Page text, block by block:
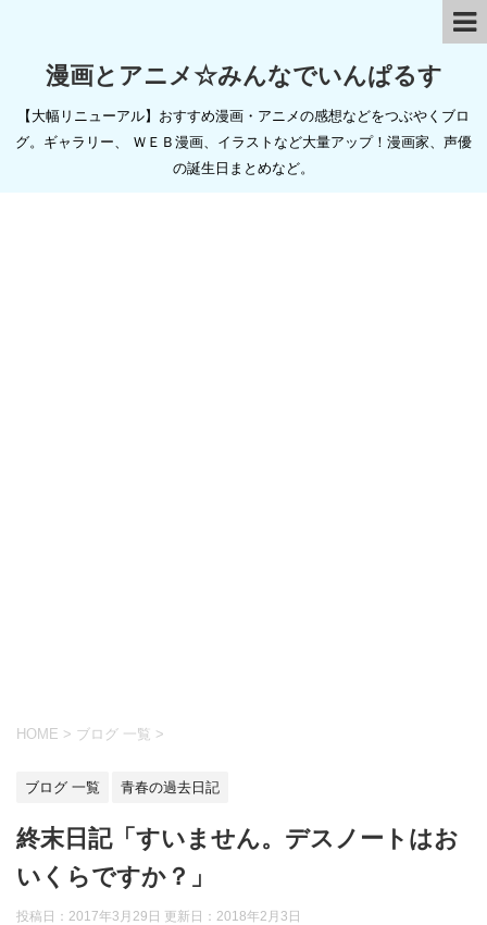
漫画とアニメ☆みんなでいんぱるす
【大幅リニューアル】おすすめ漫画・アニメの感想などをつぶやくブロ
グ。ギャラリー、 ＷＥＢ漫画、イラストなど大量アップ！漫画家、声優
の誕生日まとめなど。
HOME > ブログ 一覧 >
ブログ 一覧 青春の過去日記
終末日記「すいません。デスノートはお
いくらですか？」
投稿日：2017年3月29日 更新日： 2018年2月3日